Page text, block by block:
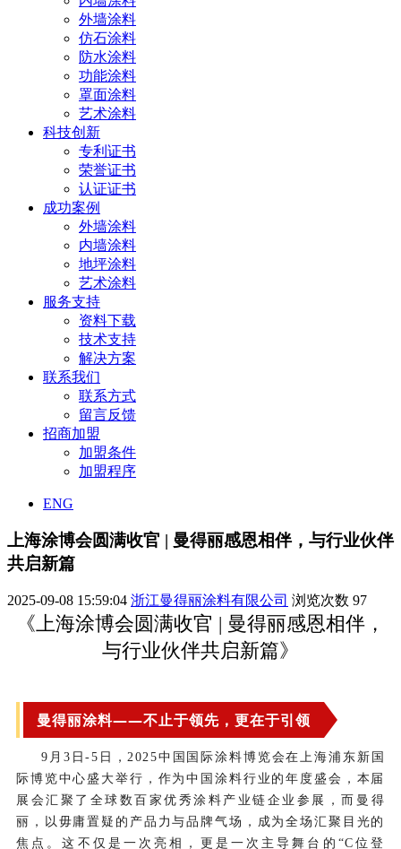
外墙涂料
仿石涂料
防水涂料
功能涂料
罩面涂料
艺术涂料
科技创新
专利证书
荣誉证书
认证证书
成功案例
外墙涂料
内墙涂料
地坪涂料
艺术涂料
服务支持
资料下载
技术支持
解决方案
联系我们
联系方式
留言反馈
招商加盟
加盟条件
加盟程序
ENG
上海涂博会圆满收官 | 曼得丽感恩相伴，与行业伙伴
共启新篇
2025-09-08 15:59:04 浙江曼得丽涂料有限公司 浏览次数 97
《上海涂博会圆满收官 | 曼得丽感恩相伴，
与行业伙伴共启新篇》
曼得丽涂料——不止于领先，更在于引领
9月3日-5日，2025中国国际涂料博览会在上海浦东新国
际博览中心盛大举行，作为中国涂料行业的年度盛会，本届
展会汇聚了全球数百家优秀涂料产业链企业参展， 而曼得
丽，以毋庸置疑的产品力与品牌气场，成为全场汇聚目光的
焦点。这不仅是一次亮相，更是一次主导舞台的“C位登